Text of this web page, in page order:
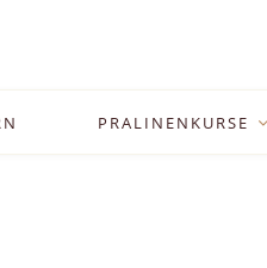
PRALINENKURSE